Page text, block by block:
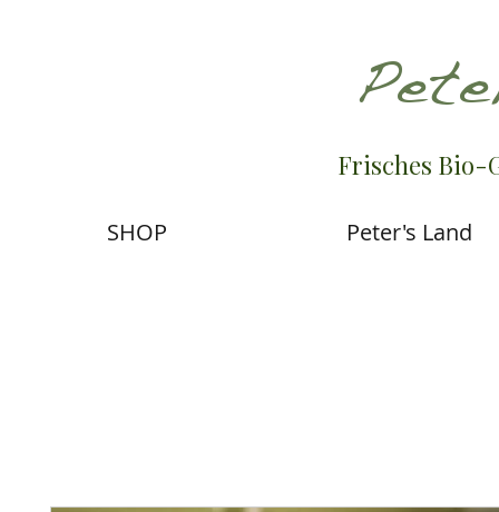
Frisches Bio-
SHOP Peter's Land